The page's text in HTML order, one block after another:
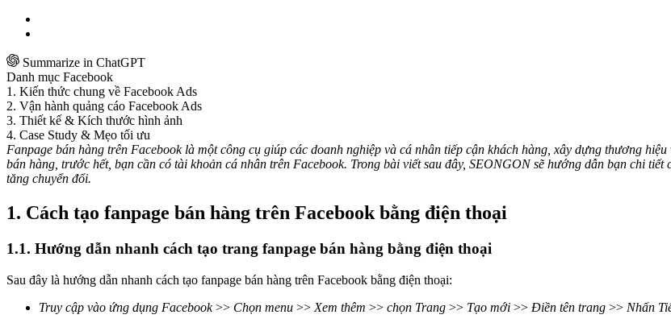
Summarize in ChatGPT
Danh mục Facebook
1. Kiến thức chung về Facebook Ads
2. Vận hành quảng cáo Facebook Ads
3. Thiết kế & Kích thước hình ảnh
4. Case Study & Mẹo tối ưu
Fanpage bán hàng trên Facebook là một công cụ giúp các doanh nghiệp và cá nhân tiếp cận khách hàng, xây dựng thương
bán hàng, trước hết, bạn cần có tài khoản cá nhân trên Facebook. Trong bài viết sau đây, SEONGON sẽ hướng dẫn bạn chi
tăng chuyển đổi.
1. Cách tạo fanpage bán hàng trên Facebook bằng điện thoại
1.1. Hướng dẫn nhanh cách tạo trang fanpage bán hàng bằng điện thoại
Sau đây là hướng dẫn nhanh cách tạo fanpage bán hàng trên Facebook bằng điện thoại:
Truy cập vào ứng dụng Facebook>> Chọn menu >> Xem thêm >> chọn Trang >> Tạo mới >> Điền tên trang >> Nhấn